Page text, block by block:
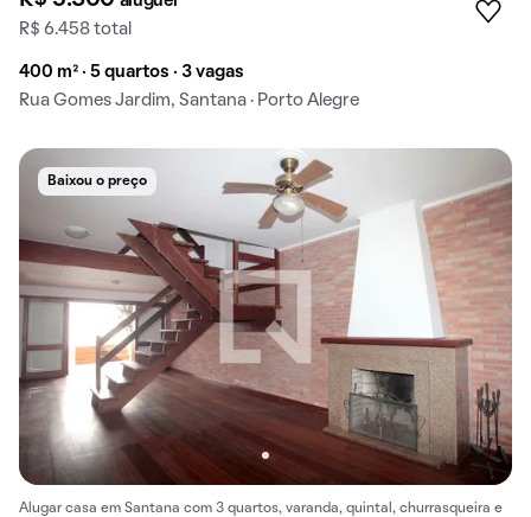
R$ 6.458 total
400 m² · 5 quartos · 3 vagas
Rua Gomes Jardim, Santana · Porto Alegre
Baixou o preço
Alugar casa em Santana com 3 quartos, varanda, quintal, churrasqueira e